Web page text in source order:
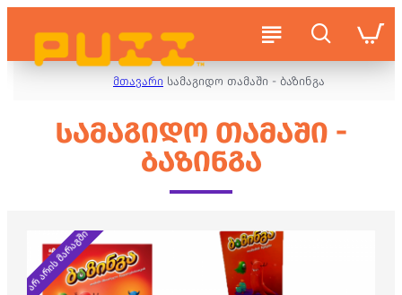
მთავარი სამაგიდო თამაში - ბაზინგა
ᲡᲐᲛᲐᲒᲘᲓᲝ ᲗᲐᲛᲐᲨᲘ -
ᲑᲐᲖᲘᲜᲒᲐ
არ არის მარაგში